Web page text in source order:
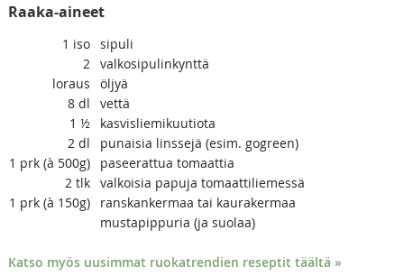
Raaka-aineet
1 iso sipuli
2 valkosipulinkynttä
loraus
öljyä
8 dl
vettä
1 ½
kasvisliemikuutiota
2 dl
punaisia linssejä (esim. gogreen)
1 prk (à 500g)
paseerattua tomaattia
2 tlk valkoisia papuja tomaattiliemessä
1 prk (à 150g)
ranskankermaa tai kaurakermaa
mustapippuria (ja suolaa)
Katso myös uusimmat ruokatrendien reseptit täältä »